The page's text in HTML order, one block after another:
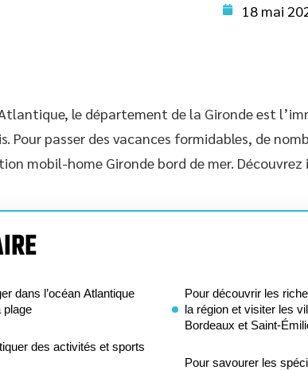
18 mai
le département de la Gironde est
Pour passer des vacances formidables, de
mobil-home Gironde bord de mer. Découvrez
dans l’océan Atlantique
plage
des activités et sports
Pour découvrir les
la région et visiter les
Bordeaux et Saint-
Pour savourer les